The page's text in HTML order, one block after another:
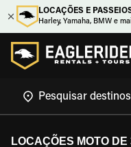
LOCAÇÕES E
Harley, Yamaha, BMW e
LOCAÇÕES MOTO